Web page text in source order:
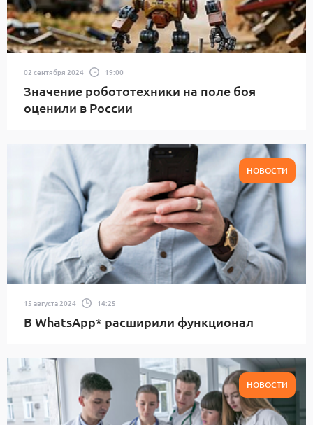
02 сентября 2024 19:00
Значение робототехники на поле боя
оценили в России
НОВОСТИ
15 августа 2024 14:25
В WhatsApp* расширили функционал
НОВОСТИ